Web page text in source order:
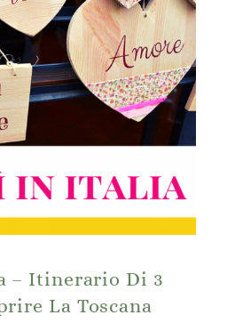
– Itinerario Di 3
La Toscana